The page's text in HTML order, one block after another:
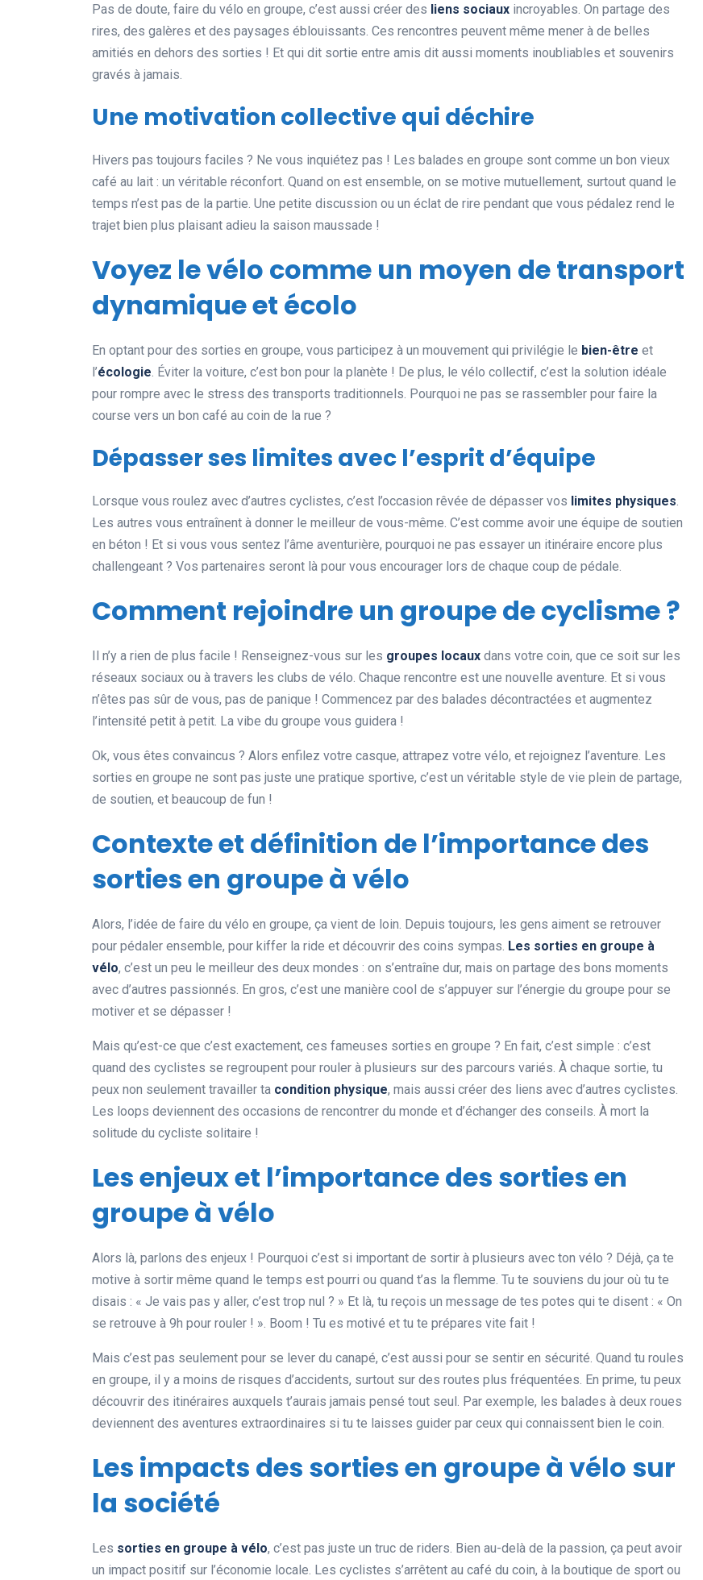
Pas de doute, faire du vélo en groupe, c’est aussi créer des liens sociaux incroyables. On partage des
rires, des galères et des paysages éblouissants. Ces rencontres peuvent même mener à de belles
amitiés en dehors des sorties ! Et qui dit sortie entre amis dit aussi moments inoubliables et souvenirs
gravés à jamais.
Une motivation collective qui déchire
Hivers pas toujours faciles ? Ne vous inquiétez pas ! Les balades en groupe sont comme un bon vieux
café au lait : un véritable réconfort. Quand on est ensemble, on se motive mutuellement, surtout quand le
temps n’est pas de la partie. Une petite discussion ou un éclat de rire pendant que vous pédalez rend le
trajet bien plus plaisant adieu la saison maussade !
Voyez le vélo comme un moyen de transport
dynamique et écolo
En optant pour des sorties en groupe, vous participez à un mouvement qui privilégie le bien-être et
l’écologie. Éviter la voiture, c’est bon pour la planète ! De plus, le vélo collectif, c’est la solution idéale
pour rompre avec le stress des transports traditionnels. Pourquoi ne pas se rassembler pour faire la
course vers un bon café au coin de la rue ?
Dépasser ses limites avec l’esprit d’équipe
Lorsque vous roulez avec d’autres cyclistes, c’est l’occasion rêvée de dépasser vos limites physiques.
Les autres vous entraînent à donner le meilleur de vous-même. C’est comme avoir une équipe de soutien
en béton ! Et si vous vous sentez l’âme aventurière, pourquoi ne pas essayer un itinéraire encore plus
challengeant ? Vos partenaires seront là pour vous encourager lors de chaque coup de pédale.
Comment rejoindre un groupe de cyclisme ?
Il n’y a rien de plus facile ! Renseignez-vous sur les groupes locaux dans votre coin, que ce soit sur les
réseaux sociaux ou à travers les clubs de vélo. Chaque rencontre est une nouvelle aventure. Et si vous
n’êtes pas sûr de vous, pas de panique ! Commencez par des balades décontractées et augmentez
l’intensité petit à petit. La vibe du groupe vous guidera !
Ok, vous êtes convaincus ? Alors enfilez votre casque, attrapez votre vélo, et rejoignez l’aventure. Les
sorties en groupe ne sont pas juste une pratique sportive, c’est un véritable style de vie plein de partage,
de soutien, et beaucoup de fun !
Contexte et définition de l’importance des
sorties en groupe à vélo
Alors, l’idée de faire du vélo en groupe, ça vient de loin. Depuis toujours, les gens aiment se retrouver
pour pédaler ensemble, pour kiffer la ride et découvrir des coins sympas. Les sorties en groupe à
vélo, c’est un peu le meilleur des deux mondes : on s’entraîne dur, mais on partage des bons moments
avec d’autres passionnés. En gros, c’est une manière cool de s’appuyer sur l’énergie du groupe pour se
motiver et se dépasser !
Mais qu’est-ce que c’est exactement, ces fameuses sorties en groupe ? En fait, c’est simple : c’est
quand des cyclistes se regroupent pour rouler à plusieurs sur des parcours variés. À chaque sortie, tu
peux non seulement travailler ta condition physique, mais aussi créer des liens avec d’autres cyclistes.
Les loops deviennent des occasions de rencontrer du monde et d’échanger des conseils. À mort la
solitude du cycliste solitaire !
Les enjeux et l’importance des sorties en
groupe à vélo
Alors là, parlons des enjeux ! Pourquoi c’est si important de sortir à plusieurs avec ton vélo ? Déjà, ça te
motive à sortir même quand le temps est pourri ou quand t’as la flemme. Tu te souviens du jour où tu te
disais : « Je vais pas y aller, c’est trop nul ? » Et là, tu reçois un message de tes potes qui te disent : « On
se retrouve à 9h pour rouler ! ». Boom ! Tu es motivé et tu te prépares vite fait !
Mais c’est pas seulement pour se lever du canapé, c’est aussi pour se sentir en sécurité. Quand tu roules
en groupe, il y a moins de risques d’accidents, surtout sur des routes plus fréquentées. En prime, tu peux
découvrir des itinéraires auxquels t’aurais jamais pensé tout seul. Par exemple, les balades à deux roues
deviennent des aventures extraordinaires si tu te laisses guider par ceux qui connaissent bien le coin.
Les impacts des sorties en groupe à vélo sur
la société
Les sorties en groupe à vélo, c’est pas juste un truc de riders. Bien au-delà de la passion, ça peut avoir
un impact positif sur l’économie locale. Les cyclistes s’arrêtent au café du coin, à la boutique de sport ou
Les records insolites et
surprenants en cyclisme
dans le monde du sport